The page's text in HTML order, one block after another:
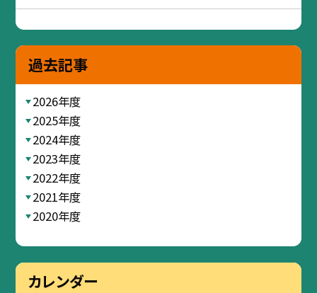
過去記事
2026年度
2025年度
2024年度
2023年度
2022年度
2021年度
2020年度
カレンダー